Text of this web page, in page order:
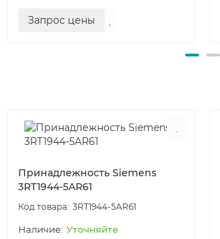
Запрос цены
Принадлежность Siemens
3RT1944-5AR61
3RT1944-5AR61
Уточняйте